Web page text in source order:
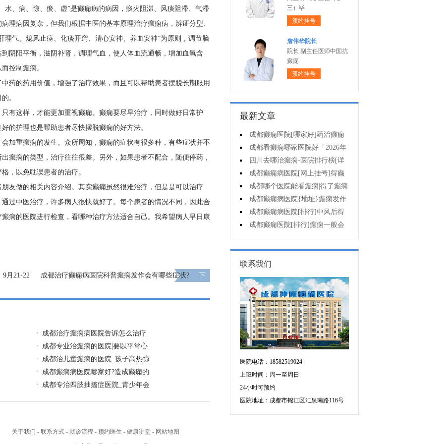
水、病、惊、瘀、虚”是癫痫病的病因，痰火阻滞、风痰阻滞、气滞
理病因复杂，但我们根据中医的基本原理治疗癫痫病，辨证分型、
理气、熄风止痉、化痰开窍、清心安神、养血安神”为原则，调节脑
阴阳平衡，滋阴补肾，调理气血，使人体血流通畅，增加血氧含
控制癫痫。
药的药用价值，增强了治疗效果，而且可以帮助患者摆脱长期服用
。
有这样，才能更加重视癫痫。癫痫要尽早治疗，同时做好日常护
的护理也是帮助患者尽快摆脱癫痫的好方法。
加重癫痫的发生。众所周知，癫痫的症状有很多种，有些症状并不
癫痫的类型，治疗往往很差。另外，如果患者不配合，随便停药，
，以免耽误患者的治疗。
友做的相关内容介绍。其实癫痫虽然很难治疗，但是是可以治疗
过中医治疗，许多病人很快就好了。每个患者的情况不同，因此合
痫的医院进行检查，看哪种治疗方法适合自己。我希望病人早日康
9月21-22
成都治疗癫痫病医院科普癫痫发作会有哪些症状?
下
成都治疗癫痫病医院告诉怎么治疗
成都专业治癫痫的医院|要以平常心
成都治儿童癫痫的医院_孩子高热惊
成都癫痫病医院哪家好?造成癫痫的
成都专治四肢抽搐症医院_青少年会
三）毕
预约挂号
詹伟华院长
院长 副主任医师中国抗
癫痫
预约挂号
最新文章
成都癫痫医院[哪家好]药治癫痫
病怎么效果好?
成都看癫痫哪家医院好「2026年
度公布」立冬后癫痫病人应多注意
什么?
四川去哪治癫痫-医院排行榜[详
细排名]四川哪儿能有效治疗癫痫?
成都癫痫病医院[网上挂号]得癫
痫的女性母乳喂养时要注意什么?
成都哪个医院能看癫痫|得了癫痫
会有什么症状?
成都癫痫病医院{地址}癫痫发作
跟哪些因素有关?
成都癫痫病医院[排行]中风后得
的癫痫能治吗
成都癫痫医院[排行]癫痫一般会
出现哪些症状?
联系我们
医院电话：18582519024
上班时间：周一至周日
24小时可预约
医院地址：成都市锦江区汇泉南路116号
关于我们 - 联系方式 - 就诊流程 - 预约医生 - 健康讲堂 - 网站地图